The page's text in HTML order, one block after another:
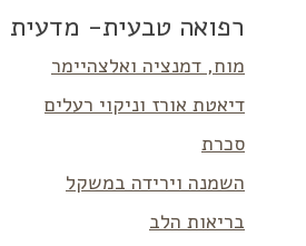
רפואה טבעית- מדעית
מוח, דמנציה ואלצהיימר
דיאטת אורז וניקוי רעלים
סכרת
השמנה וירידה במשקל
בריאות הלב